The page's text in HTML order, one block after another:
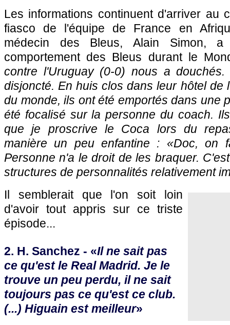
Les informations continuent d'arriver au
fiasco de l'équipe de France en
médecin des Bleus, Alain Simon,
comportement des Bleus durant le
contre l'Uruguay (0-0) nous a
disjoncté. En huis clos dans leur hôtel de
du monde, ils ont été emportés dans une
été focalisé sur la personne du coach.
que je proscrive le Coca lors du
manière un peu enfantine : «Doc, on
Personne n'a le droit de les braquer.
structures de personnalités relativement
Il semblerait que l'on soit loin
d'avoir tout appris sur ce triste
épisode...
2. H. Sanchez - «Il ne sait pas
ce qu'est le Real Madrid. Je le
trouve un peu perdu, il ne sait
toujours pas ce qu'est ce club.
(...) Higuain est meilleur»